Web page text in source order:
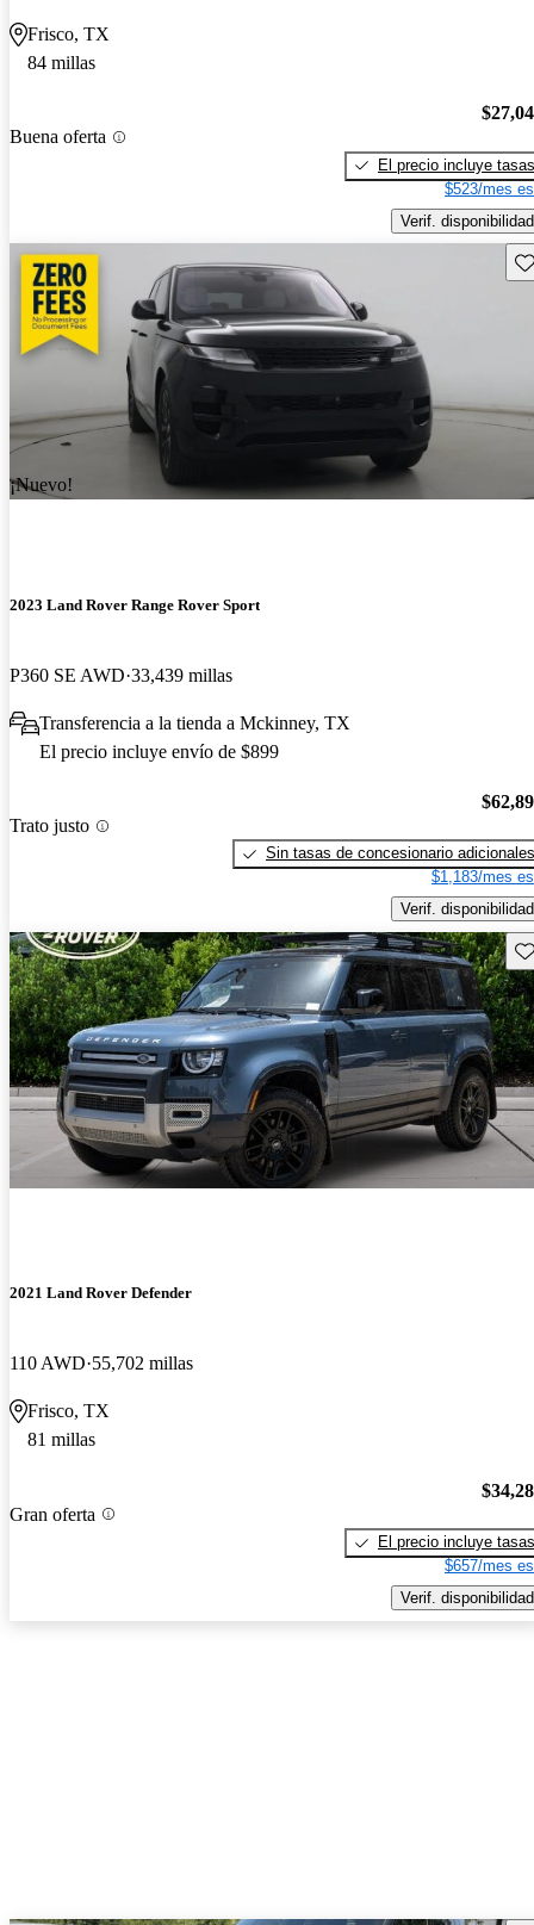
Frisco, TX
84 millas
Buena oferta
El precio incluye tasas
$523/mes
Verif. disponibilidad
¡Nuevo!
2023 Land Rover Range Rover Sport
P360 SE AWD 33,439 millas
Transferencia a la tienda a Mckinney, TX
El precio incluye envío de $899
Trato justo
Sin tasas de concesionario adicionales
$1,183/mes
Verif. disponibilidad
2021 Land Rover Defender
110 AWD 55,702 millas
Frisco, TX
81 millas
Gran oferta
El precio incluye tasas
$657/mes
Verif. disponibilidad